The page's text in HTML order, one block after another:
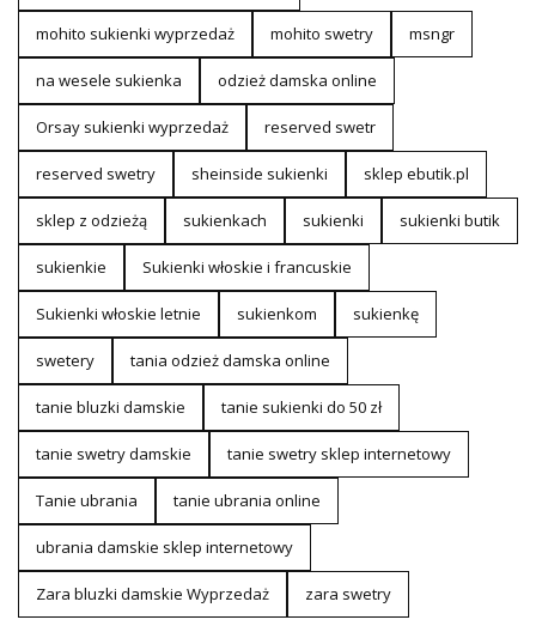
mohito sukienki wyprzedaż mohito swetry msngr
na wesele sukienka odzież damska online
Orsay sukienki wyprzedaż reserved swetr
reserved swetry sheinside sukienki sklep ebutik.pl
sklep z odzieżą sukienkach sukienki sukienki butik
sukienkie Sukienki włoskie i francuskie
Sukienki włoskie letnie sukienkom sukienkę
swetery tania odzież damska online
tanie bluzki damskie tanie sukienki do 50 zł
tanie swetry damskie tanie swetry sklep internetowy
Tanie ubrania tanie ubrania online
ubrania damskie sklep internetowy
Zara bluzki damskie Wyprzedaż zara swetry